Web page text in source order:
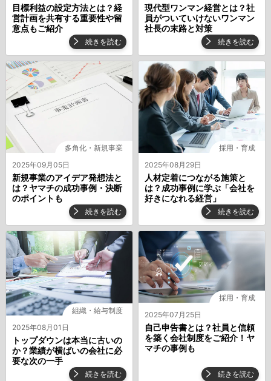
目標利益の設定方法とは？経
営計画を共有する重要性や留
意点もご紹介
続きを読む
現代型ワンマン経営とは？社
員がついていけないワンマン
社長の末路と対策
続きを読む
2025年09月05日
多角化・新規事業
新規事業のアイデア発想法と
は？ヤマチの成功事例・決断
のポイントも
続きを読む
2025年08月29日
採用・育成
人材定着につながる施策と
は？成功事例に学ぶ「会社を
好きになれる経営」
続きを読む
2025年08月01日
組織・給与制度
トップダウンは本当に古いの
か？業績が横ばいの会社に必
要な次の一手
続きを読む
2025年07月25日
採用・育成
自己申告書とは？社員と信頼
を築く会社制度をご紹介！ヤ
マチの事例も
続きを読む